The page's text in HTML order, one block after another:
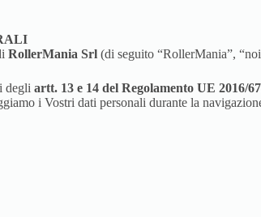
RollerMania Srl (di seguito “RollerMania”,
degli artt. 13 e 14 del Regolamento UE 2016/
i Vostri dati personali durante la